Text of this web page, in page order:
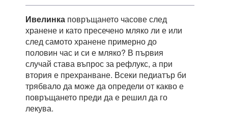
Ивелинка повръщането часове след
хранене и като пресечено мляко ли е или
след самото хранене примерно до
половин час и си е мляко? В първия
случай става въпрос за рефлукс, а при
втория е прехранване. Всеки педиатър би
трябвало да може да определи от какво е
повръщането преди да е решил да го
лекува.